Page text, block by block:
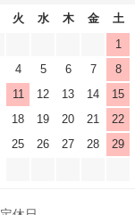
火 水 木 金
土
1
4 5 6 7
8
11 12 13 14
15
18 19 20 21
22
25 26 27 28
29